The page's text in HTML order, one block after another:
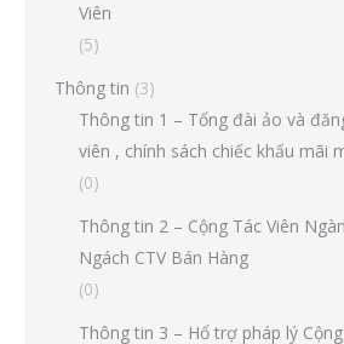
Viên
(5)
Thông tin (3)
Thông tin 1 – Tổng đài ảo và
viên , chính sách chiếc khấu mãi
(0)
Thông tin 2 – Cộng Tác Viên
Ngách CTV Bán Hàng
(0)
Thông tin 3 – Hổ trợ pháp lý